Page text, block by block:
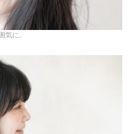
気に。